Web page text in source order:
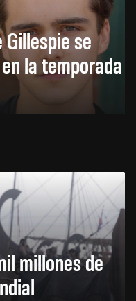
se
la temporada
millones de